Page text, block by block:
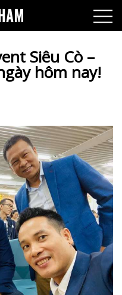
Siêu Cò –
hôm nay!